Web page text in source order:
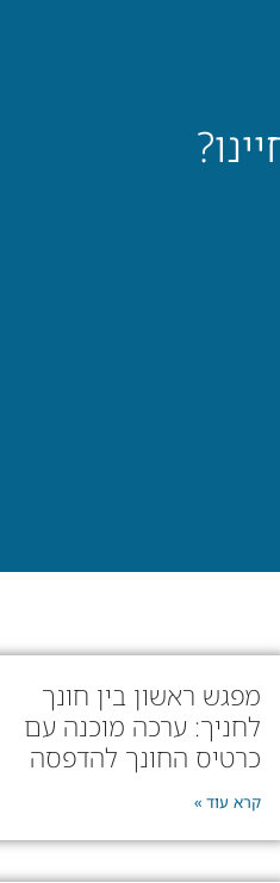
מפגש ראשון בין חונך
לחניך: ערכה מוכנה עם
כרטיס החונך להדפסה
קרא עוד »